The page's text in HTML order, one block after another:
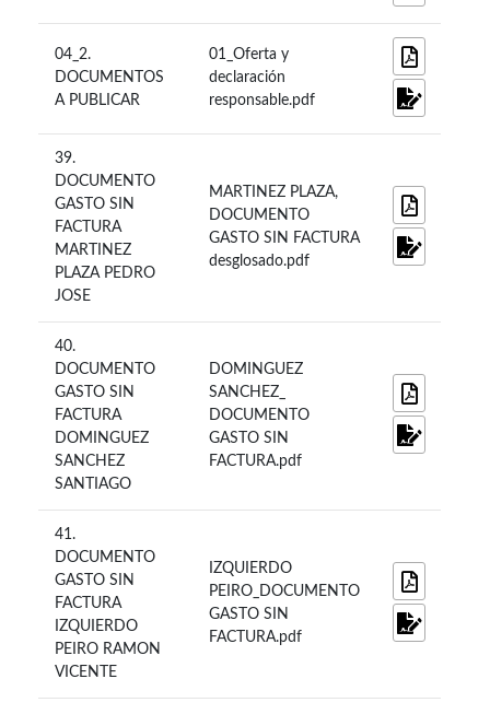
04_2.
DOCUMENTOS
A PUBLICAR
01_Oferta y
declaración
responsable.pdf
39.
DOCUMENTO
GASTO SIN
FACTURA
MARTINEZ
PLAZA PEDRO
JOSE
MARTINEZ PLAZA,
DOCUMENTO
GASTO SIN FACTURA
desglosado.pdf
40.
DOCUMENTO
GASTO SIN
FACTURA
DOMINGUEZ
SANCHEZ
SANTIAGO
DOMINGUEZ
SANCHEZ_
DOCUMENTO
GASTO SIN
FACTURA.pdf
41.
DOCUMENTO
GASTO SIN
FACTURA
IZQUIERDO
PEIRO RAMON
VICENTE
IZQUIERDO
PEIRO_DOCUMENTO
GASTO SIN
FACTURA.pdf